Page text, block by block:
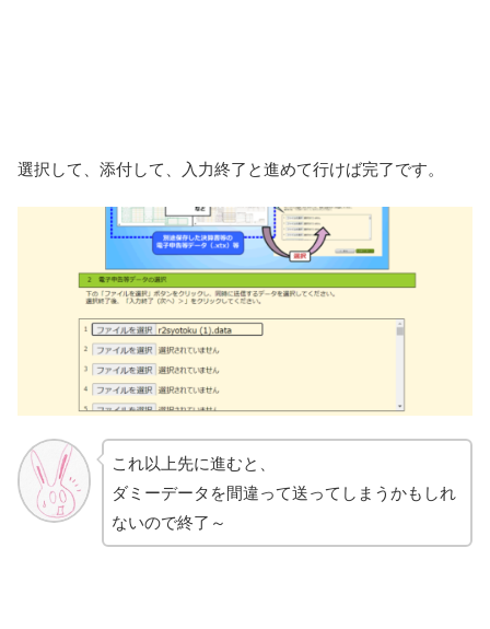
選択して、添付して、入力終了と進めて行けば完了です。
これ以上先に進むと、
ダミーデータを間違って送ってしまうかもしれ
ないので終了～